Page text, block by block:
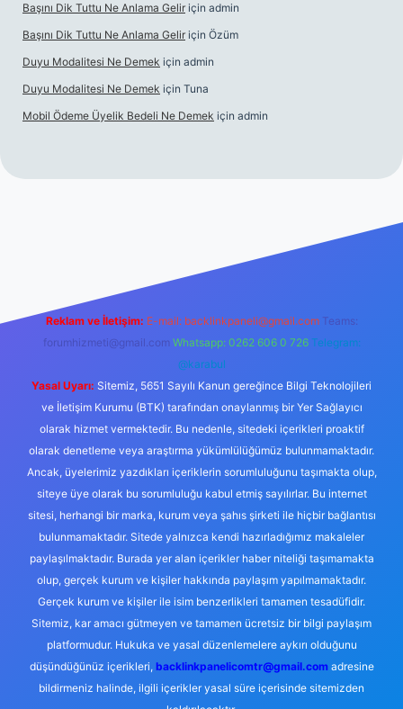
Başını Dik Tuttu Ne Anlama Gelir için admin
Başını Dik Tuttu Ne Anlama Gelir için Özüm
Duyu Modalitesi Ne Demek için admin
Duyu Modalitesi Ne Demek için Tuna
Mobil Ödeme Üyelik Bedeli Ne Demek için admin
Reklam ve İletişim: E-mail: backlinkpaneli@gmail.com Teams:
forumhizmeti@gmail.com Whatsapp: 0262 606 0 726 Telegram:
@karabul
Yasal Uyarı: Sitemiz, 5651 Sayılı Kanun gereğince Bilgi Teknolojileri
ve İletişim Kurumu (BTK) tarafından onaylanmış bir Yer Sağlayıcı
olarak hizmet vermektedir. Bu nedenle, sitedeki içerikleri proaktif
olarak denetleme veya araştırma yükümlülüğümüz bulunmamaktadır.
Ancak, üyelerimiz yazdıkları içeriklerin sorumluluğunu taşımakta olup,
siteye üye olarak bu sorumluluğu kabul etmiş sayılırlar. Bu internet
sitesi, herhangi bir marka, kurum veya şahıs şirketi ile hiçbir bağlantısı
bulunmamaktadır. Sitede yalnızca kendi hazırladığımız makaleler
paylaşılmaktadır. Burada yer alan içerikler haber niteliği taşımamakta
olup, gerçek kurum ve kişiler hakkında paylaşım yapılmamaktadır.
Gerçek kurum ve kişiler ile isim benzerlikleri tamamen tesadüfidir.
Sitemiz, kar amacı gütmeyen ve tamamen ücretsiz bir bilgi paylaşım
platformudur. Hukuka ve yasal düzenlemelere aykırı olduğunu
düşündüğünüz içerikleri, backlinkpanelicomtr@gmail.comadresine
bildirmeniz halinde, ilgili içerikler yasal süre içerisinde sitemizden